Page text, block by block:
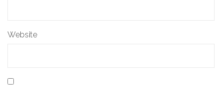
Website